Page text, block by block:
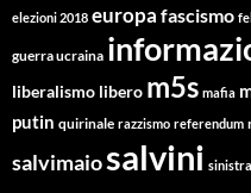
elezioni 2018 europa fascismo
guerra ucraina
liberalismo libero m5s mafia
putin quirinale razzismo referendum
salvimaiosalvini sinistra